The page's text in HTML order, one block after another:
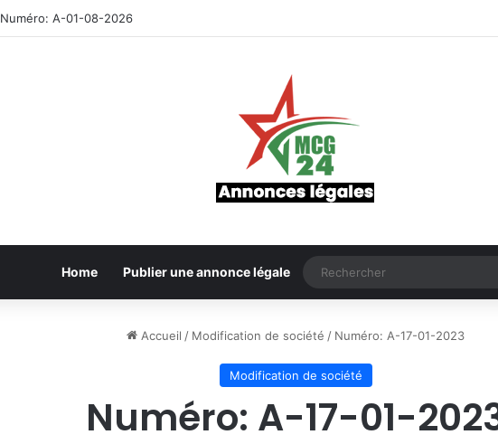
Numéro: A-01-08-2026
Home Publier une annonce légale
Accueil / Modification de société / Numéro: A-17-01-2023
Modification de société
Numéro: A-17-01-